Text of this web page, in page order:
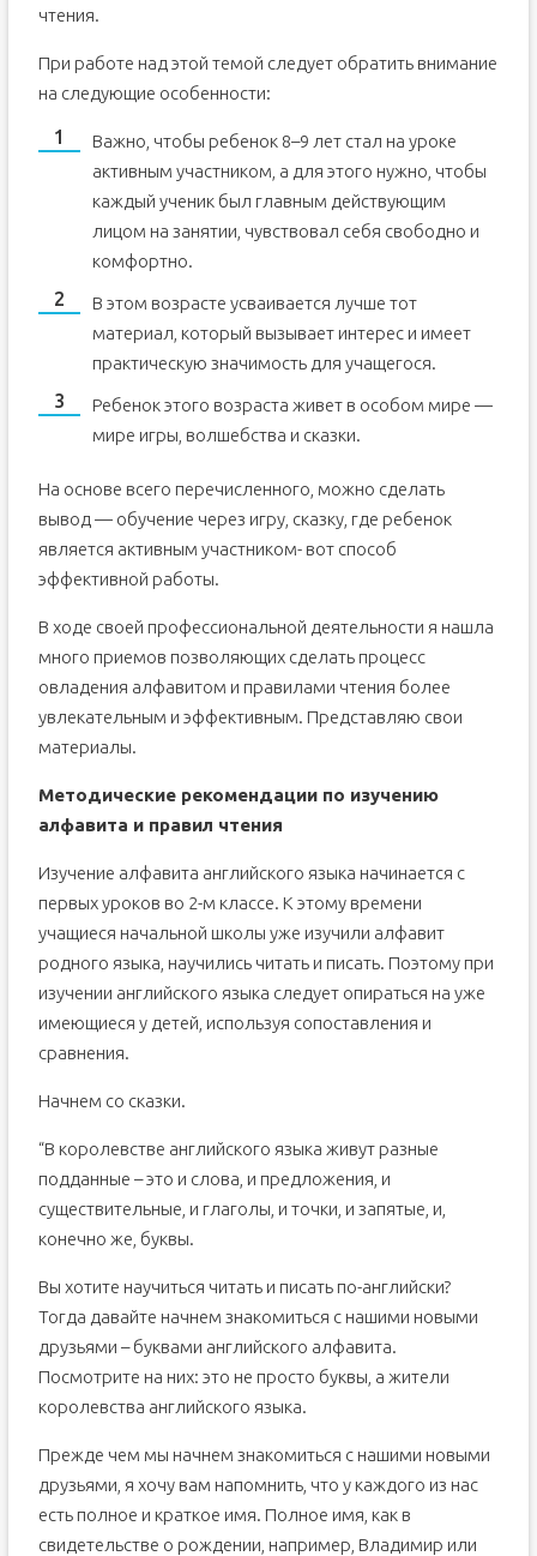
чтения.
При работе над этой темой следует обратить внимание
на следующие особенности:
Важно, чтобы ребенок 8–9 лет стал на уроке
активным участником, а для этого нужно, чтобы
каждый ученик был главным действующим
лицом на занятии, чувствовал себя свободно и
комфортно.
В этом возрасте усваивается лучше тот
материал, который вызывает интерес и имеет
практическую значимость для учащегося.
Ребенок этого возраста живет в особом мире —
мире игры, волшебства и сказки.
На основе всего перечисленного, можно сделать
вывод — обучение через игру, сказку, где ребенок
является активным участником- вот способ
эффективной работы.
В ходе своей профессиональной деятельности я нашла
много приемов позволяющих сделать процесс
овладения алфавитом и правилами чтения более
увлекательным и эффективным. Представляю свои
материалы.
Методические рекомендации по изучению
алфавита и правил чтения
Изучение алфавита английского языка начинается с
первых уроков во 2-м классе. К этому времени
учащиеся начальной школы уже изучили алфавит
родного языка, научились читать и писать. Поэтому при
изучении английского языка следует опираться на уже
имеющиеся у детей, используя сопоставления и
сравнения.
Начнем со сказки.
“В королевстве английского языка живут разные
подданные – это и слова, и предложения, и
существительные, и глаголы, и точки, и запятые, и,
конечно же, буквы.
Вы хотите научиться читать и писать по-английски?
Тогда давайте начнем знакомиться с нашими новыми
друзьями – буквами английского алфавита.
Посмотрите на них: это не просто буквы, а жители
королевства английского языка.
Прежде чем мы начнем знакомиться с нашими новыми
друзьями, я хочу вам напомнить, что у каждого из нас
есть полное и краткое имя. Полное имя, как в
свидетельстве о рождении, например, Владимир или